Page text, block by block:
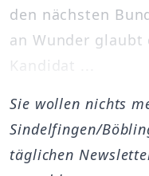
den nächsten
an Wunder glaubt
Kandidat ...
Sie wollen nichts
Sindelfingen/
täglichen